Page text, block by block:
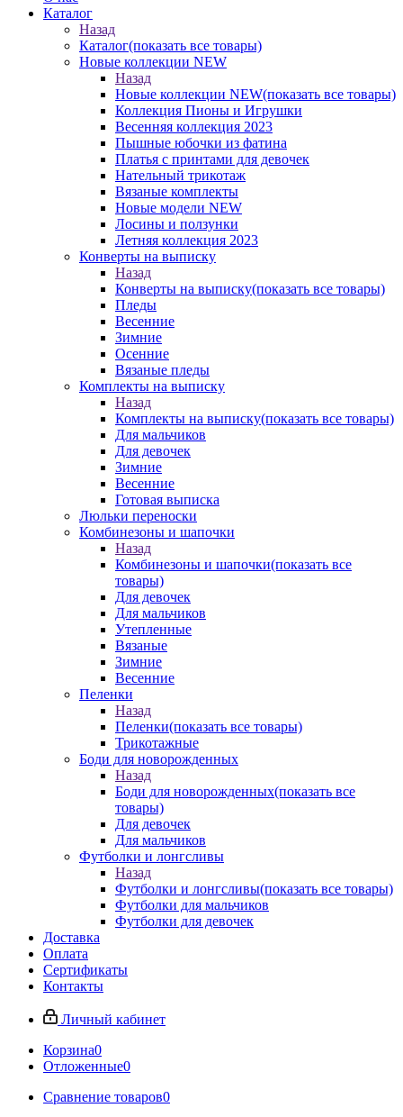
Каталог
Назад
Каталог(показать все товары)
Новые коллекции NEW
Назад
Новые коллекции NEW(показать все товары)
Коллекция Пионы и Игрушки
Весенняя коллекция 2023
Пышные юбочки из фатина
Платья с принтами для девочек
Нательный трикотаж
Вязаные комплекты
Новые модели NEW
Лосины и ползунки
Летняя коллекция 2023
Конверты на выписку
Назад
Конверты на выписку(показать все товары)
Пледы
Весенние
Зимние
Осенние
Вязаные пледы
Комплекты на выписку
Назад
Комплекты на выписку(показать все товары)
Для мальчиков
Для девочек
Зимние
Весенние
Готовая выписка
Люльки переноски
Комбинезоны и шапочки
Назад
Комбинезоны и шапочки(показать все
товары)
Для девочек
Для мальчиков
Утепленные
Вязаные
Зимние
Весенние
Пеленки
Назад
Пеленки(показать все товары)
Трикотажные
Боди для новорожденных
Назад
Боди для новорожденных(показать все
товары)
Для девочек
Для мальчиков
Футболки и лонгсливы
Назад
Футболки и лонгсливы(показать все товары)
Футболки для мальчиков
Футболки для девочек
Доставка
Оплата
Сертификаты
Контакты
Личный кабинет
Корзина0
Отложенные0
Сравнение товаров0